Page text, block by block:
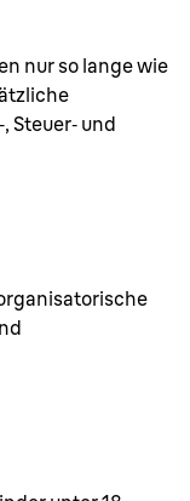
nur so lange wie
Steuer‑ und